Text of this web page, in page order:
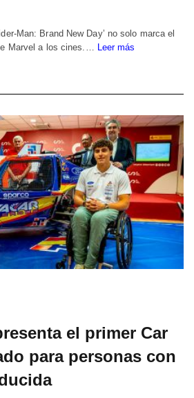
Man: Brand New Day’ no solo marca el
Marvel a los cines.… Leer más
el primer Car
para personas con